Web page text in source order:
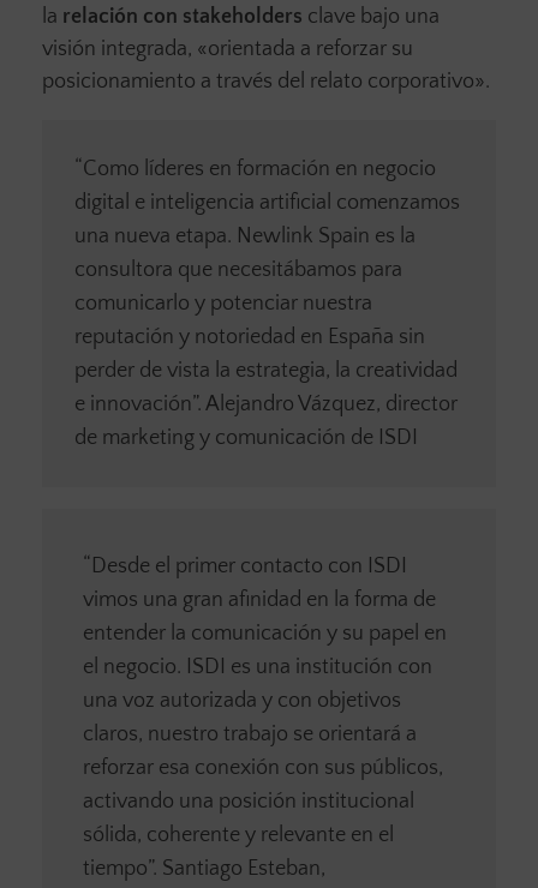
la relación con stakeholders clave bajo una
visión integrada, «orientada a reforzar su
posicionamiento a través del relato corporativo».
“Como líderes en formación en negocio
digital e inteligencia artificial comenzamos
una nueva etapa. Newlink Spain es la
consultora que necesitábamos para
comunicarlo y potenciar nuestra
reputación y notoriedad en España sin
perder de vista la estrategia, la creatividad
e innovación”. Alejandro Vázquez, director
de marketing y comunicación de ISDI
“Desde el primer contacto con ISDI
vimos una gran afinidad en la forma de
entender la comunicación y su papel en
el negocio. ISDI es una institución con
una voz autorizada y con objetivos
claros, nuestro trabajo se orientará a
reforzar esa conexión con sus públicos,
activando una posición institucional
sólida, coherente y relevante en el
tiempo”. Santiago Esteban,